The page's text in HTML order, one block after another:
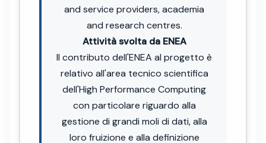
and service providers, academia
and research centres.
Attività svolta da ENEA
Il contributo dell'ENEA al progetto è
relativo all'area tecnico scientifica
dell'High Performance Computing
con particolare riguardo alla
gestione di grandi moli di dati, alla
loro fruizione e alla definizione